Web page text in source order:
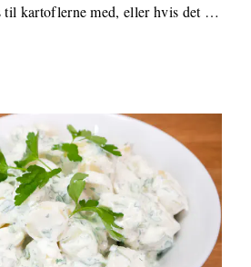
til kartoflerne med, eller hvis det …